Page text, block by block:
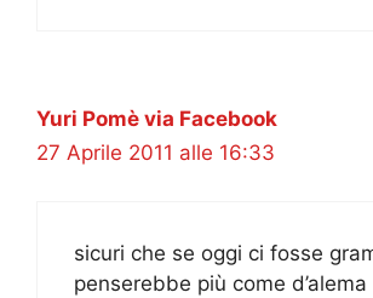
Yuri Pomè via Facebook
27 Aprile 2011 alle 16:33
sicuri che se oggi ci fosse
penserebbe più come